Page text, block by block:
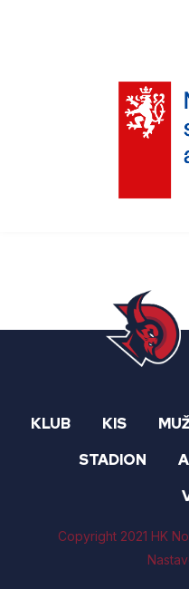
KLUB KIS
STADION
Copyright 2021 HK